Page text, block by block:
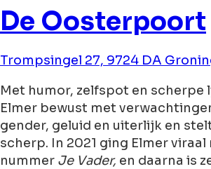
De Oosterpoort
Trompsingel 27, 9724 DA
Met humor, zelfspot en scherpe
Elmer bewust met
gender, geluid en uiterlijk en
scherp. In 2021 ging Elmer
nummer Je Vader, en daarna is